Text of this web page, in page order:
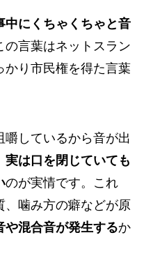
中にくちゃくちゃと音
の言葉はネットスラン
かり市民権を得た言葉
しているから音が出
実は口を閉じていても
のが実情です。これ
、噛み方の癖などが原
や混合音が発生するか